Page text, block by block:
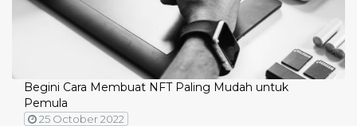
Begini Cara Membuat NFT Paling Mudah untuk
Pemula
25 October 2022